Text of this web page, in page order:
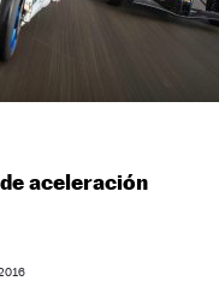
aceleración